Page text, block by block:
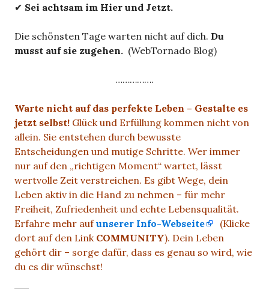
✔ Sei achtsam im Hier und Jetzt.
Die schönsten Tage warten nicht auf dich. Du
musst auf sie zugehen. (WebTornado Blog)
…………….
Warte nicht auf das perfekte Leben – Gestalte es
jetzt selbst! Glück und Erfüllung kommen nicht von
allein. Sie entstehen durch bewusste
Entscheidungen und mutige Schritte. Wer immer
nur auf den „richtigen Moment“ wartet, lässt
wertvolle Zeit verstreichen. Es gibt Wege, dein
Leben aktiv in die Hand zu nehmen – für mehr
Freiheit, Zufriedenheit und echte Lebensqualität.
Erfahre mehr auf unserer Info-Webseite
(Klicke
dort auf den Link COMMUNITY). Dein Leben
gehört dir – sorge dafür, dass es genau so wird, wie
du es dir wünschst!